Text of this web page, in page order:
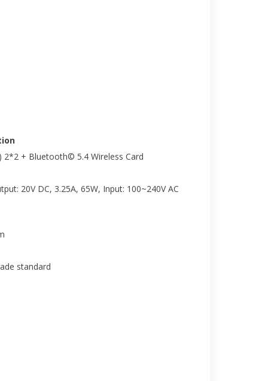
2*2 + Bluetooth© 5.4 Wireless Card
20V DC, 3.25A, 65W, Input: 100~240V AC
standard